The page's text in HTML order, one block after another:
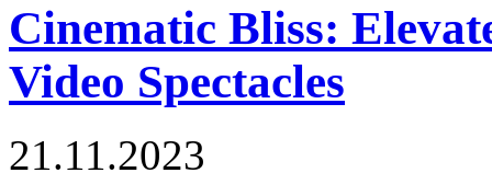
Cinematic Bliss:
Video Spectacles
21.11.2023